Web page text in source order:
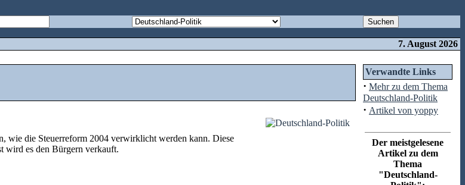
7. August 2026
wie die Steuerreform 2004 verwirklicht werden kann. Diese
wird es den Bürgern verkauft.
Verwandte Links
· Mehr zu dem Thema
Deutschland-Politik
· Artikel von yoppy
Der meistgelesene
Artikel zu dem
Thema
"Deutschland-